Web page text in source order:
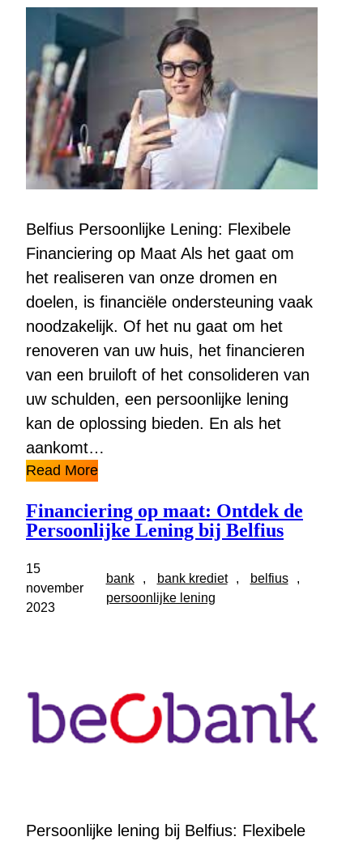
Belfius Persoonlijke Lening: Flexibele
Financiering op Maat Als het gaat om
het realiseren van onze dromen en
doelen, is financiële ondersteuning vaak
noodzakelijk. Of het nu gaat om het
renoveren van uw huis, het financieren
van een bruiloft of het consolideren van
uw schulden, een persoonlijke lening
kan de oplossing bieden. En als het
aankomt…
Read More
Financiering op maat: Ontdek de
Persoonlijke Lening bij Belfius
15
november
2023
bank , bank krediet , belfius
persoonlijke lening
Persoonlijke lening bij Belfius: Flexibele